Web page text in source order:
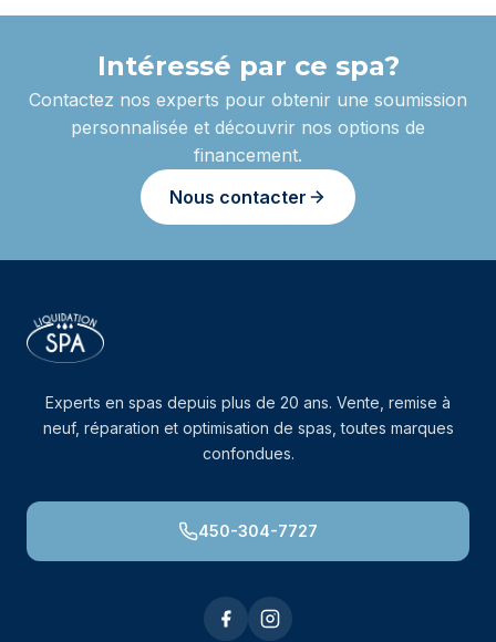
Intéressé par ce spa?
Contactez nos experts pour obtenir une soumission
personnalisée et découvrir nos options de
financement.
Nous contacter
Experts en spas depuis plus de 20 ans. Vente, remise à
neuf, réparation et optimisation de spas, toutes marques
confondues.
450-304-7727